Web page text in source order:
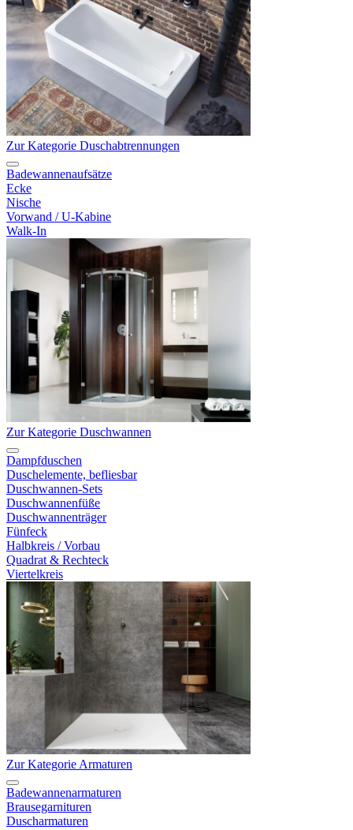
Zur Kategorie Duschabtrennungen
Badewannenaufsätze
Ecke
Nische
Vorwand / U-Kabine
Walk-In
Zur Kategorie Duschwannen
Dampfduschen
Duschelemente, befliesbar
Duschwannen-Sets
Duschwannenfüße
Duschwannenträger
Fünfeck
Halbkreis / Vorbau
Quadrat & Rechteck
Viertelkreis
Zur Kategorie Armaturen
Badewannenarmaturen
Brausegarnituren
Duscharmaturen